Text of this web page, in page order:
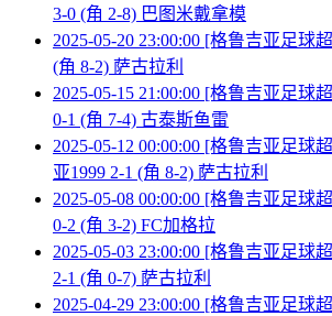
3-0 (角 2-8) 巴图米戴拿模
2025-05-20 23:00:00 [格鲁吉亚足球
(角 8-2) 萨古拉利
2025-05-15 21:00:00 [格鲁吉亚足球
0-1 (角 7-4) 古泰斯鱼雷
2025-05-12 00:00:00 [格鲁吉亚足球
亚1999 2-1 (角 8-2) 萨古拉利
2025-05-08 00:00:00 [格鲁吉亚足球
0-2 (角 3-2) FC加格拉
2025-05-03 23:00:00 [格鲁吉亚足球
2-1 (角 0-7) 萨古拉利
2025-04-29 23:00:00 [格鲁吉亚足球